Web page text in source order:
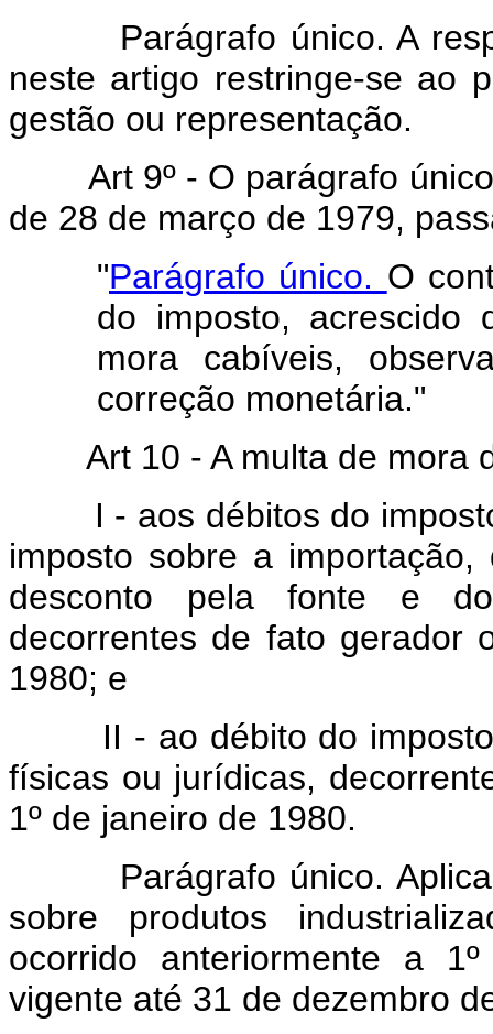
Parágrafo único. A
neste artigo restringe-se ao
gestão ou representação.
Art 9º - O parágrafo
de 28 de março de 1979,
"Parágrafo único. O
do imposto,
mora cabíveis,
correção monetária."
Art 10 - A multa de mora
I - aos débitos do imposto
imposto sobre a
desconto pela fonte e
decorrentes de fato gerador
1980; e
II - ao débito do imposto
físicas ou jurídicas,
1º de janeiro de 1980.
Parágrafo único. Aplicar-
sobre produtos
ocorrido anteriormente a
vigente até 31 de dezembro